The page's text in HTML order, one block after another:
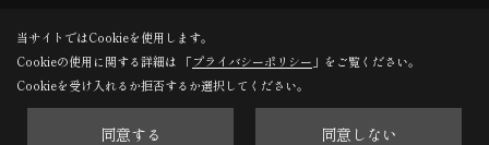
Copyright (c) ForestCorporation. All Rights Reserved.
当サイトではCookieを使用します。
Cookieの使用に関する詳細は 「プライバシーポリシー 」をご覧ください。
Cookieを受け入れるか拒否するか選択してください。
同意する 同意しない